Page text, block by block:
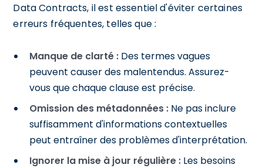
Data Contracts, il est essentiel d'éviter certaines
erreurs fréquentes, telles que :
Manque de clarté : Des termes vagues
peuvent causer des malentendus. Assurez-
vous que chaque clause est précise.
Omission des métadonnées : Ne pas inclure
suffisamment d'informations contextuelles
peut entraîner des problèmes d'interprétation.
Ignorer la mise à jour régulière : Les besoins